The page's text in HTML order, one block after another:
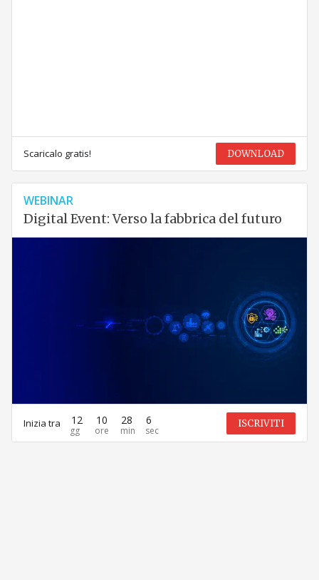
Scaricalo gratis! DOWNLOAD
WEBINAR
Digital Event: Verso la fabbrica del futuro
Inizia tra 12 10 28 6 ISCRIVITI